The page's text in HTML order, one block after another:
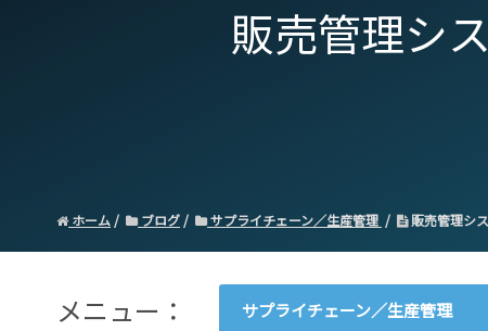
販売管理シ
ホーム ブログ サプライチェーン／生産管理 販売管理シ
メニュー： サプライチェーン／生産管理